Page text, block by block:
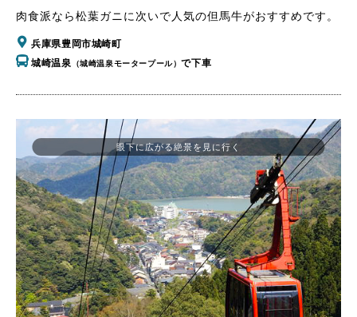
肉食派なら松葉ガニに次いで人気の但馬牛がおすすめです。
兵庫県豊岡市城崎町
城崎温泉 （城崎温泉モータープール）で下車
眼下に広がる絶景を見に行く